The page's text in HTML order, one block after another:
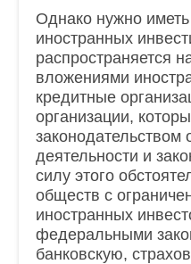
Однако нужно
иностранных
распространяется
вложениями
кредитные
организации,
законодательством
деятельности и
силу этого
обществ с
иностранных
федеральными
банковскую,